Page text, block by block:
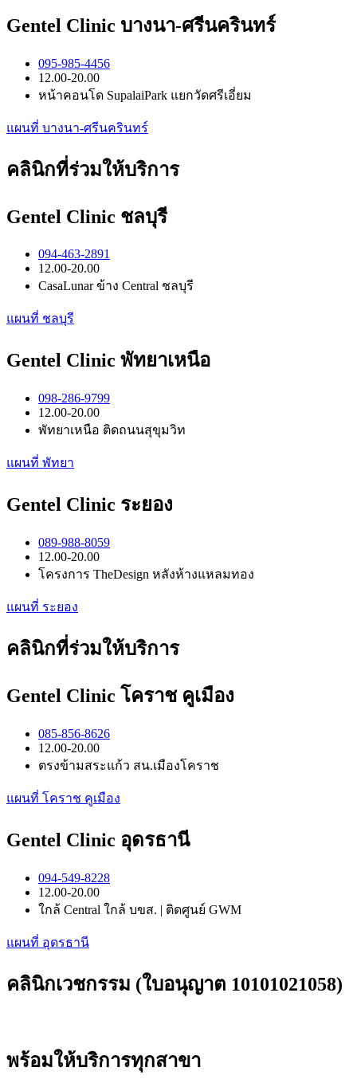
Gentel Clinic บางนา-ศรีนครินทร์
095-985-4456
12.00-20.00
หน้าคอนโด SupalaiPark แยกวัดศรีเอี่ยม
แผนที่ บางนา-ศรีนครินทร์
คลินิกที่ร่วมให้บริการ
Gentel Clinic ชลบุรี
094-463-2891
12.00-20.00
CasaLunar ข้าง Central ชลบุรี
แผนที่ ชลบุรี
Gentel Clinic พัทยาเหนือ
098-286-9799
12.00-20.00
พัทยาเหนือ ติดถนนสุขุมวิท
แผนที่ พัทยา
Gentel Clinic ระยอง
089-988-8059
12.00-20.00
โครงการ TheDesign หลังห้างแหลมทอง
แผนที่ ระยอง
คลินิกที่ร่วมให้บริการ
Gentel Clinic โคราช คูเมือง
085-856-8626
12.00-20.00
ตรงข้ามสระแก้ว สน.เมืองโคราช
แผนที่ โคราช คูเมือง
Gentel Clinic อุดรธานี
094-549-8228
12.00-20.00
ใกล้ Central ใกล้ บขส. | ติดศูนย์ GWM
แผนที่ อุดรธานี
คลินิกเวชกรรม (ใบอนุญาต 10101021058)
พร้อมให้บริการทุกสาขา